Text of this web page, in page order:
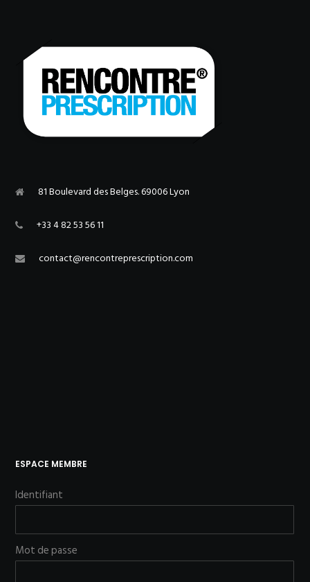
81 Boulevard des Belges. 69006 Lyon
+33 4 82 53 56 11
contact@rencontreprescription.com
ESPACE MEMBRE
Identifiant
Mot de passe